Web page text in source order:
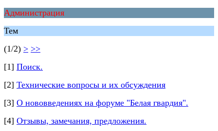
Администрация
Тем
(1/2) > >>
[1] Поиск.
[2] Технические вопросы и их обсуждения
[3] О нововведениях на форуме "Белая гвардия".
[4] Отзывы, замечания, предложения.